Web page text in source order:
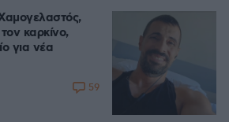
καρκίνο,
για νέα
59